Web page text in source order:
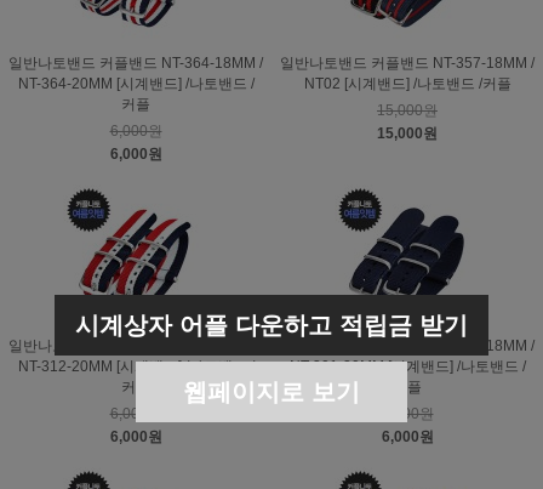
일반나토밴드 커플밴드 NT-364-18MM /
NT-364-20MM [시계밴드] /나토밴드 /
커플
6,000원
6,000원
일반나토밴드 커플밴드 NT-357-18MM /
NT02 [시계밴드] /나토밴드 /커플
15,000원
15,000원
일반나토밴드 커플밴드 NT-312-18MM /
NT-312-20MM [시계밴드] /나토밴드 /
커플
6,000원
6,000원
일반나토밴드 커플밴드 NT-301-18MM /
NT-301-20MM [시계밴드] /나토밴드 /
커플
6,000원
6,000원
시계상자 어플 다운하고 적립금 받기
웹페이지로 보기